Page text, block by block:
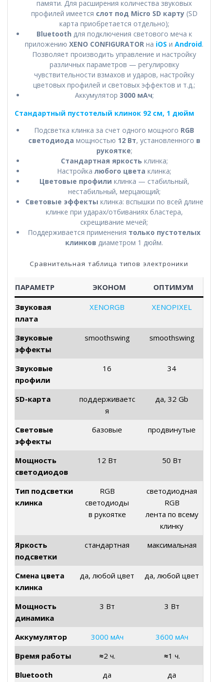
памяти. Для расширения количества звуковых
профилей имеется слот под Micro SD карту(SD
карта приобретается отдельно);
Bluetooth для подключения светового меча к
приложению XENO CONFIGURATOR на iOS и Android.
Позволяет производить управление и настройку
различных параметров — регулировку
чувствительности взмахов и ударов, настройку
цветовых профилей и световых эффектов и т.д.;
Аккумулятор 3000 мАч;
Стандартный пустотелый клинок 92 см, 1 дюйм
Подсветка клинка за счет одного мощного RGB
светодиода мощностью 12 Вт, установленного в
рукоятке;
Стандартная яркость клинка;
Настройка любого цвета клинка;
Цветовые профили клинка — стабильный,
нестабильный, мерцающий;
Световые эффекты клинка: вспышки по всей длине
клинке при ударах/отбиваниях бластера,
скрещивание мечей;
Поддерживается применения только пустотелых
клинков диаметром 1 дюйм.
Сравнительная таблица типов электроники
ПАРАМЕТР ЭКОНОМ ОПТИМУМ
Звуковая
плата
XENORGB XENOPIXEL
Звуковые
эффекты
smoothswing smoothswing
Звуковые
профили
16 34
SD-карта
поддерживаетс
я
да, 32 Gb
Световые
эффекты
базовые продвинутые
Мощность
светодиодов
12 Вт 50 Вт
Тип подсветки
клинка
RGB
светодиоды
в рукоятке
светодиодная
RGB
лента по всему
клинку
Яркость
подсветки
стандартная максимальная
Смена цвета
клинка
да, любой цвет да, любой цвет
Мощность
динамика
3 Вт 3 Вт
Аккумулятор 3000 мАч
3600 мАч
Время работы
≈2 ч. ≈1 ч.
Bluetooth
да да